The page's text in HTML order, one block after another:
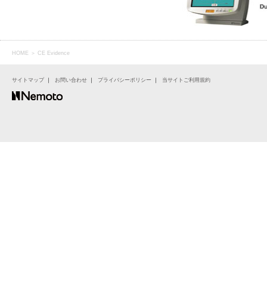
HOME ＞ CE Evidence
サイトマップ｜ お問い合わせ ｜ プライバシーポリシー ｜ 当サイトご利用規約